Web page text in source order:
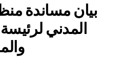
بيان مساندة
المدني